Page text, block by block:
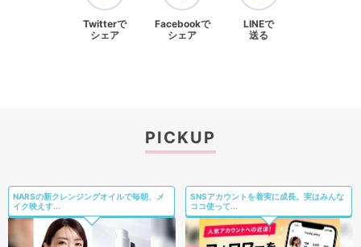
Twitterで
シェア
Facebookで
シェア
LINEで
送る
PICKUP
NARSの新クレンジングオイルで毎朝、メ
イク映えす...
SNSアカウントを着実に成長。実はみんな
ココ使って...